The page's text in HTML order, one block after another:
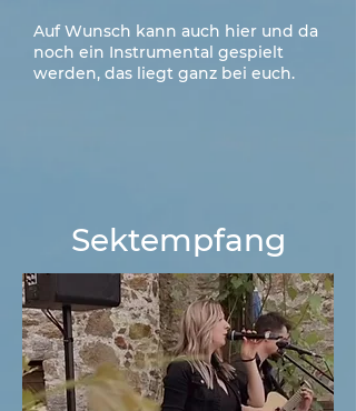
Auf Wunsch kann auch hier und da
noch ein Instrumental gespielt
werden, das liegt ganz bei euch.
Sektempfang